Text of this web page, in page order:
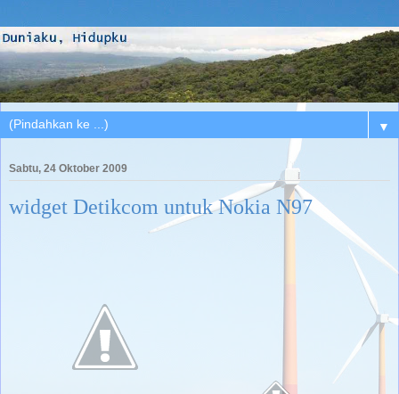
▼
Sabtu, 24 Oktober 2009
widget Detikcom untuk Nokia N97